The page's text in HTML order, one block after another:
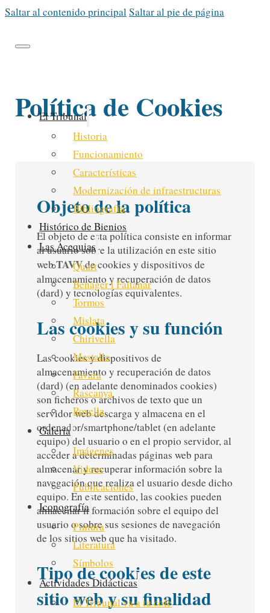
Saltar al contenido principalSaltar al pie de página
El Tribunal
Historia
Funcionamiento
Características
Modernización de infraestructuras
Bibliografía
Histórico de Bienios
Las Acequias
Quart
Benàger i Faitanar
Tormos
Mislata
Chirivella
Mestalla
Favara
Rascanya
Rovella
Galería
Imágenes
Videos
Publicaciones
Iconografía
Pintura
Literatura
Símbolos
Actividades Didácticas
El Tribunal va a tu cole
Política de Cookies
Objeto de la política
El objeto de esta política consiste en informar
al usuario sobre la utilización en este sitio
webTAVVde cookies y dispositivos de
almacenamiento y recuperación de datos
(dard) y tecnologías equivalentes.
Las cookies y su función
Las cookies y dispositivos de
almacenamiento y recuperación de datos
(dard) (en adelante denominados cookies)
son ficheros o archivos de texto que un
servidor web descarga y almacena en el
ordenador/smartphone/tablet (en adelante
equipo) del usuario o en el propio servidor, al
acceder a determinadas páginas web para
almacenar y recuperar información sobre la
navegación que realiza el usuario desde dicho
equipo. En este sentido, las cookies pueden
almacenar información sobre el equipo del
usuario o sobre sus sesiones de navegación
de los sitios web que ha visitado.
Tipo de cookies de este
sitio web y su finalidad